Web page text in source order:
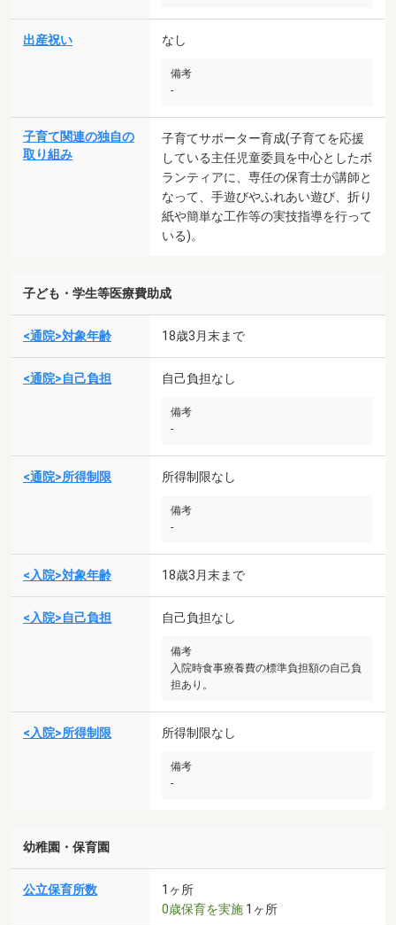
出産祝い なし
備考
-
子育て関連の独自の
取り組み
子育てサポーター育成(子育てを応援
している主任児童委員を中心としたボ
ランティアに、専任の保育士が講師と
なって、手遊びやふれあい遊び、折り
紙や簡単な工作等の実技指導を行って
いる)。
子ども・学生等医療費助成
<通院>対象年齢 18歳3月末まで
<通院>自己負担 自己負担なし
備考
-
<通院>所得制限 所得制限なし
備考
-
<入院>対象年齢 18歳3月末まで
<入院>自己負担 自己負担なし
備考
入院時食事療養費の標準負担額の自己負
担あり。
<入院>所得制限 所得制限なし
備考
-
幼稚園・保育園
公立保育所数
1ヶ所
0歳保育を実施 1ヶ所